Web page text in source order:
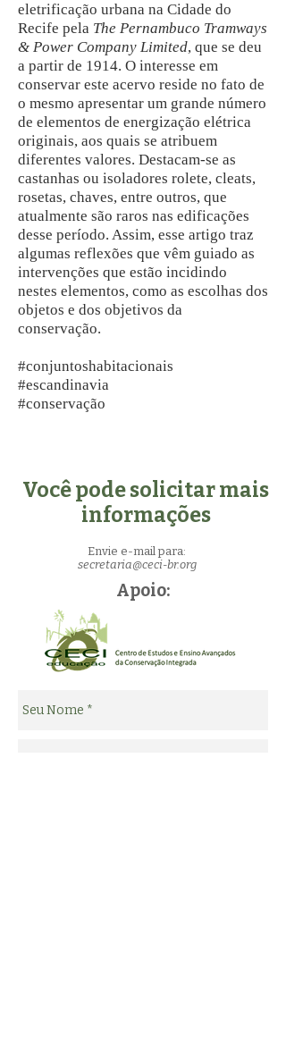
eletrificação urbana na Cidade do
Recife pela The Pernambuco Tramways
& Power Company Limited, que se deu
a partir de 1914. O interesse em
conservar este acervo reside no fato de
o mesmo apresentar um grande número
de elementos de energização elétrica
originais, aos quais se atribuem
diferentes valores. Destacam-se as
castanhas ou isoladores rolete, cleats,
rosetas, chaves, entre outros, que
atualmente são raros nas edificações
desse período. Assim, esse artigo traz
algumas reflexões que vêm guiado as
intervenções que estão incidindo
nestes elementos, como as escolhas dos
objetos e dos objetivos da
conservação.
#conjuntoshabitacionais
#escandinavia
#conservação
Você pode solicitar mais
informações
Envie e-mail para:
secretaria@ceci-br.org
Apoio: